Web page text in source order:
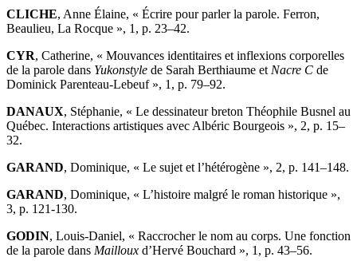
CLICHE, Anne Élaine, « Écrire pour parler la parole. Ferron,
Beaulieu, La Rocque », 1, p. 23–42.
CYR, Catherine, « Mouvances identitaires et inflexions corporelles
de la parole dans Yukonstyle de Sarah Berthiaume et Nacre C de
Dominick Parenteau-Lebeuf », 1, p. 79–92.
DANAUX, Stéphanie, « Le dessinateur breton Théophile Busnel au
Québec. Interactions artistiques avec Albéric Bourgeois », 2, p. 15–
32.
GARAND, Dominique, « Le sujet et l’hétérogène », 2, p. 141–148.
GARAND, Dominique, « L’histoire malgré le roman historique »,
3, p. 121-130.
GODIN, Louis-Daniel, « Raccrocher le nom au corps. Une fonction
de la parole dans Mailloux d’Hervé Bouchard », 1, p. 43–56.